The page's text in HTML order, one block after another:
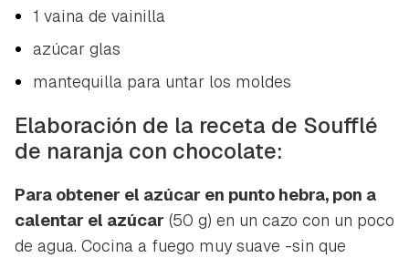
1 vaina de vainilla
azúcar glas
mantequilla para untar los moldes
Elaboración de la receta de Soufflé
de naranja con chocolate:
Para obtener el azúcar en punto hebra, pon a
calentar el azúcar (50 g) en un cazo con un poco
de agua. Cocina a fuego muy suave -sin que